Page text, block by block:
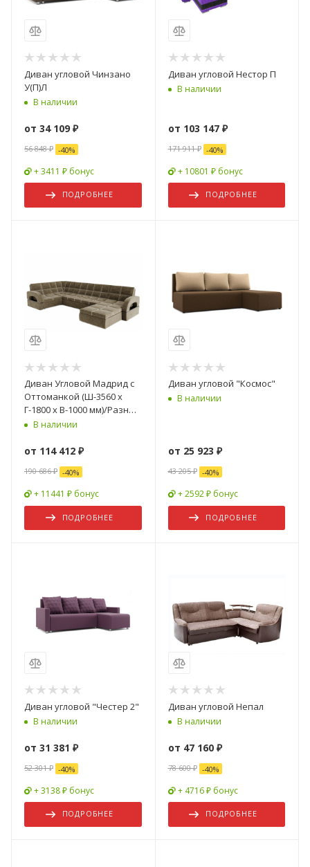
Диван угловой Чинзано
У(П)Л
В наличии
от 34 109 ₽
56 848 ₽ -40%
+ 3411 ₽ бонус
ПОДРОБНЕЕ
Диван угловой Нестор П
В наличии
от 103 147 ₽
171 911 ₽ -40%
+ 10801 ₽ бонус
ПОДРОБНЕЕ
Диван Угловой Мадрид с
Оттоманкой (Ш-3560 х
Г-1800 х В-1000 мм)/Разные
Цвета
В наличии
от 114 412 ₽
190 686 ₽ -40%
+ 11441 ₽ бонус
ПОДРОБНЕЕ
Диван угловой "Космос"
В наличии
от 25 923 ₽
43 205 ₽ -40%
+ 2592 ₽ бонус
ПОДРОБНЕЕ
Диван угловой "Честер 2"
В наличии
от 31 381 ₽
52 301 ₽ -40%
+ 3138 ₽ бонус
ПОДРОБНЕЕ
Диван угловой Непал
В наличии
от 47 160 ₽
78 600 ₽ -40%
+ 4716 ₽ бонус
ПОДРОБНЕЕ